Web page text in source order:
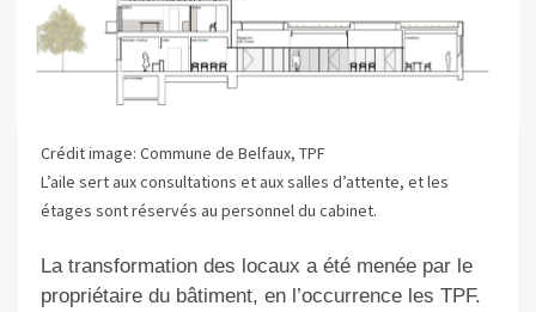
Crédit image: Commune de Belfaux, TPF
L’aile sert aux consultations et aux salles d’attente, et les
étages sont réservés au personnel du cabinet.
La transformation des locaux a été menée par le
propriétaire du bâtiment, en l’occurrence les TPF.